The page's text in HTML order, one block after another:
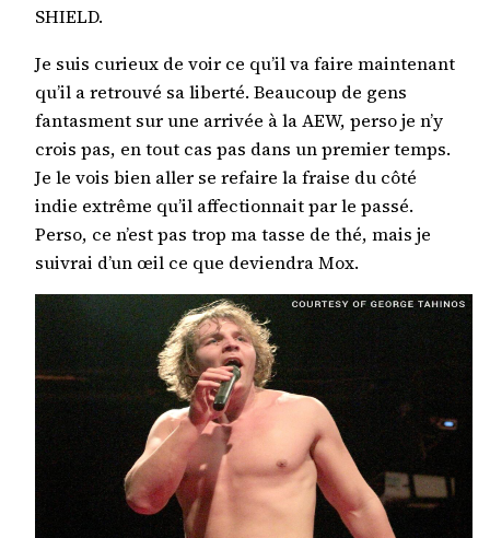
SHIELD.
Je suis curieux de voir ce qu’il va faire maintenant
qu’il a retrouvé sa liberté. Beaucoup de gens
fantasment sur une arrivée à la AEW, perso je n’y
crois pas, en tout cas pas dans un premier temps.
Je le vois bien aller se refaire la fraise du côté
indie extrême qu’il affectionnait par le passé.
Perso, ce n’est pas trop ma tasse de thé, mais je
suivrai d’un œil ce que deviendra Mox.